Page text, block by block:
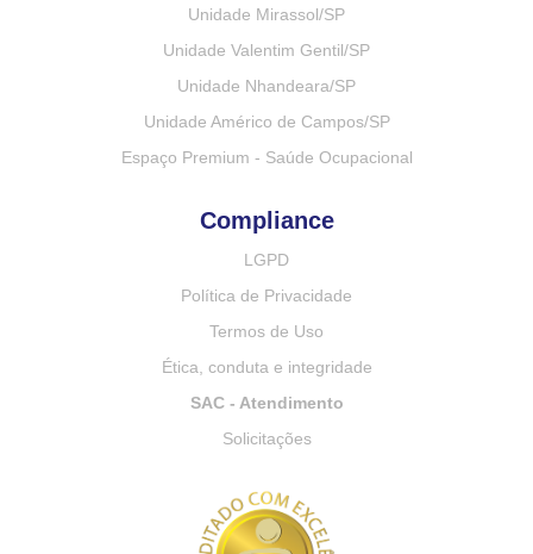
Unidade Mirassol/SP
Unidade Valentim Gentil/SP
Unidade Nhandeara/SP
Unidade Américo de Campos/SP
Espaço Premium - Saúde Ocupacional
Compliance
LGPD
Política de Privacidade
Termos de Uso
Ética, conduta e integridade
SAC - Atendimento
Solicitações